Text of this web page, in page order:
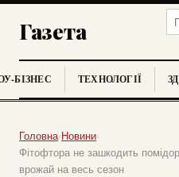
Газета
БІЗНЕС ТЕХНОЛОГІЇ
Головна›Новини›
Фітофтора не зашкодить
врожай на весь сезон